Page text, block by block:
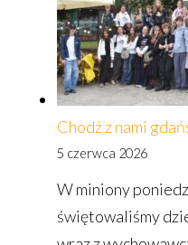
Chodź z nami
5 czerwca 2026
W miniony
świętowaliśmy